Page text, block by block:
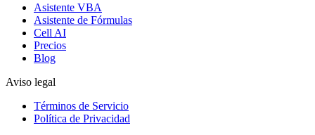
Asistente VBA
Asistente de Fórmulas
Cell AI
Precios
Blog
Aviso legal
Términos de Servicio
Política de Privacidad